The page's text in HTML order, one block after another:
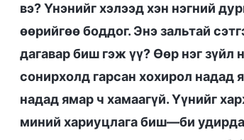
вэ? Үнэнийг хэлээд хэн нэгний
өөрийгөө боддог. Энэ зальтай
дагавар биш гэж үү? Өөр нэг зүйл
сонирхолд гарсан хохирол надад
надад ямар ч хамаагүй. Үүнийг
миний хариуцлага биш—би